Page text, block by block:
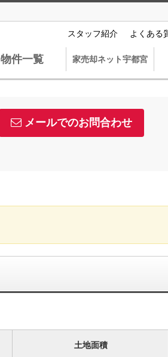
スタッフ紹介 よくある
物件一覧 家売却ネット宇都宮
メールでのお問合わせ
土地面積